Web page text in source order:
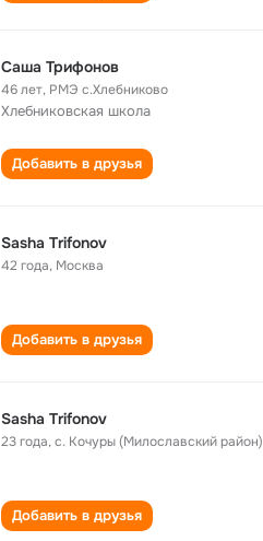
Саша Трифонов
46 лет, РМЭ с.Хлебниково
Хлебниковская школа
Добавить в друзья
Sasha Trifonov
42 года, Москва
Добавить в друзья
Sasha Trifonov
23 года,с. Кочуры (Милославский район)
Добавить в друзья